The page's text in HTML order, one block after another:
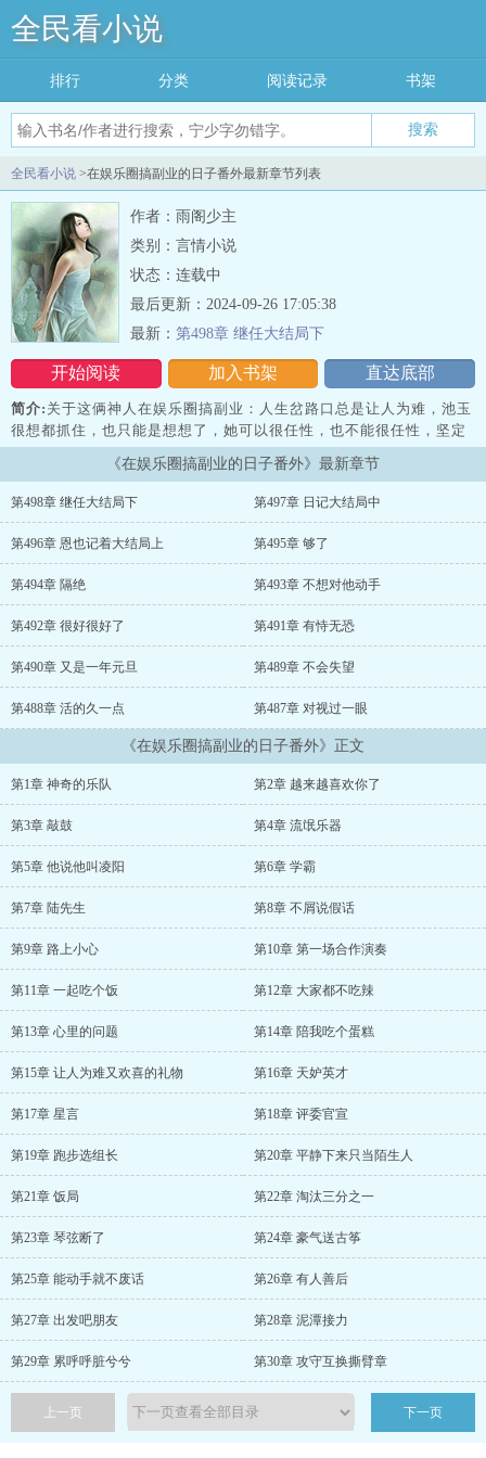
全民看小说
搜索
排行 分类 阅读记录 书架
全民看小说 >在娱乐圈搞副业的日子番外最新章节列表
作者：雨阁少主
类别：言情小说
状态：连载中
开始阅读 加入书架 直达底部
最后更新：2024-09-26 17:05:38
最新： 第498章 继任大结局下
简介: 关于这俩神人在娱乐圈搞副业：人生岔路口总是让人为难，池玉
很想都抓住，也只能是想想了，她可以很任性，也不能很任性，坚定
的走一条路才是她该做的事情。……池玉出道两年，没拍过电视，也
没演过电影，个人发歌少的可怜，也就综艺多点，就这，她还是凭两
年成为了一名一线偶像。陆颢和池玉一样，也是出道两年的一线偶
料。陆颢喜欢池玉，丝毫不加掩饰，几乎长眼睛的人都能看出来，并
非一见钟情而是日久生情。但是，池玉不喜欢陆颢，也不能喜欢陆
颢，他原本就是带着任务接近她的不是吗？可是，面对一片赤诚，在
坚定的人也会动摇吧？……慢慢的，越来越多的人知道她特别厉害，
也特别优秀。还挺值得尊敬！然而，真的只是这样吗？被刻意藏匿的
阴暗角落，又有谁能看见呢？池玉可没那么好，她其实，很坏，很
坏。
《在娱乐圈搞副业的日子番外》最新章节
第498章 继任大结局下 第497章 日记大结局中
第496章 恩也记着大结局上 第495章 够了
第494章 隔绝 第493章 不想对他动手
第492章 很好很好了 第491章 有恃无恐
第490章 又是一年元旦 第489章 不会失望
第488章 活的久一点 第487章 对视过一眼
《在娱乐圈搞副业的日子番外》正文
第1章 神奇的乐队 第2章 越来越喜欢你了
第3章 敲鼓 第4章 流氓乐器
第5章 他说他叫凌阳 第6章 学霸
第7章 陆先生 第8章 不屑说假话
第9章 路上小心 第10章 第一场合作演奏
第11章 一起吃个饭 第12章 大家都不吃辣
第13章 心里的问题 第14章 陪我吃个蛋糕
第15章 让人为难又欢喜的礼物 第16章 天妒英才
第17章 星言 第18章 评委官宣
第19章 跑步选组长 第20章 平静下来只当陌生人
第21章 饭局 第22章 淘汰三分之一
第23章 琴弦断了 第24章 豪气送古筝
第25章 能动手就不废话 第26章 有人善后
第27章 出发吧朋友 第28章 泥潭接力
第29章 累呼呼脏兮兮 第30章 攻守互换撕臂章
上一页 下一页